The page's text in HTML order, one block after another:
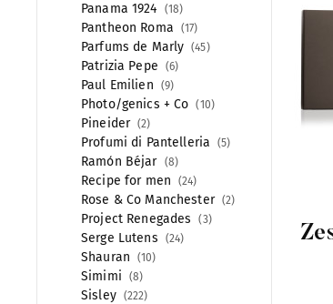
Panama 1924 18
Pantheon Roma 17
Parfums de Marly 45
Patrizia Pepe 6
Paul Emilien 9
Photo/genics + Co 10
Pineider 2
Profumi di Pantelleria 5
Ramón Béjar 8
Recipe for men 24
Rose & Co Manchester 2
Project Renegades 3
Serge Lutens 24
Shauran 10
Simimi 8
Sisley 222